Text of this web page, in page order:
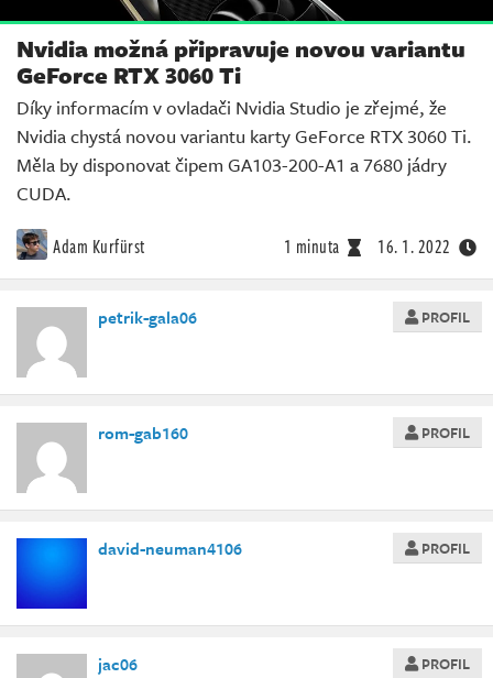
Nvidia možná připravuje novou variantu
GeForce RTX 3060 Ti
Díky informacím v ovladači Nvidia Studio je zřejmé, že
Nvidia chystá novou variantu karty GeForce RTX 3060 Ti.
Měla by disponovat čipem GA103-200-A1 a 7680 jádry
CUDA.
Adam Kurfürst 1 minuta 16. 1. 2022
petrik-gala06 PROFIL
rom-gab160 PROFIL
david-neuman4106 PROFIL
jac06 PROFIL